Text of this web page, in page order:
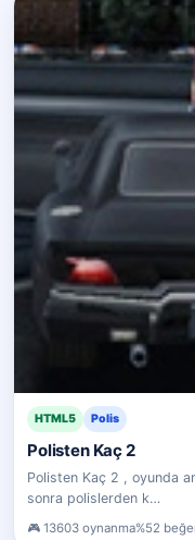
HTML5 Polis
Polisten Kaç 2
Polisten Kaç 2 , oyunda
sonra polislerden k…
13603 oynanma%52